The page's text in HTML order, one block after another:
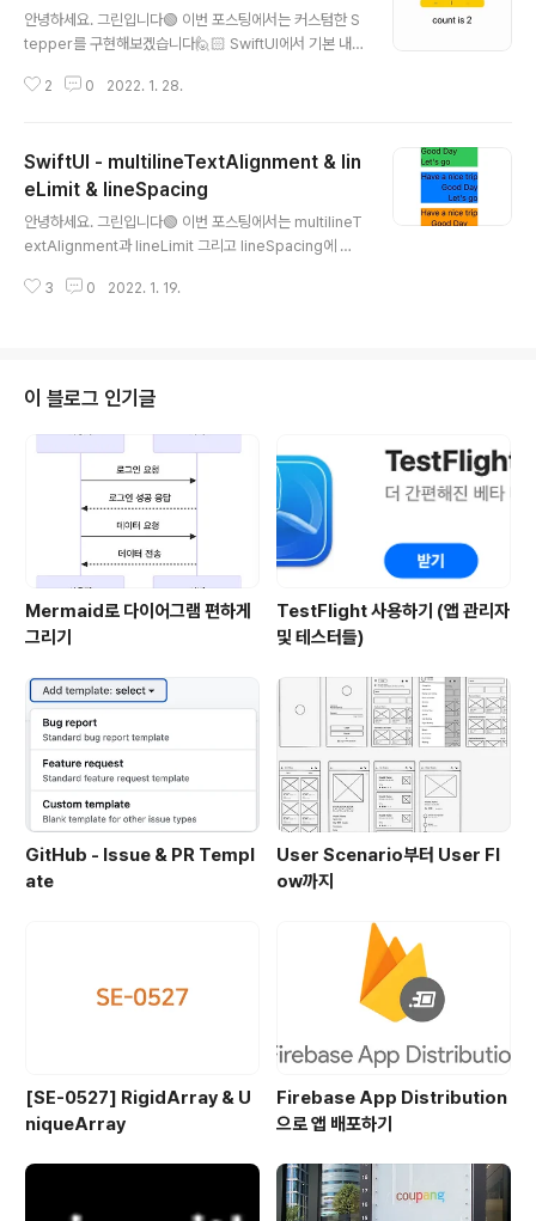
안녕하세요. 그린입니다🟢 이번 포스팅에서는 커스텀한 S
tepper를 구현해보겠습니다🙋🏻 SwiftUI에서 기본 내
Link를 통해 들어간 뷰에서는 왜인지 Stepper의 동작이
카운팅이 안올라가는ㅠㅠ 관련 간증들을 찾아보니 SwiftU
I에서 NavigationLink의 파생된 버그 같더라구요.. 네비
게이션 관련해서 아직까지 여러 버그가 있는데 그중 하나
인것 같습니다🤬 그래서..! 직접 Stepper를 동일하게 구
현해봤습니다. Stepper 구현하기 import SwiftUI stru
ct ContentView: View { @St..
2 0 2022. 1. 28.
SwiftUI - multilineTextAlignment & lin
eLimit & lineSpacing
안녕하세요. 그린입니다🟢 이번 포스팅에서는 multilineT
extAlignment과 lineLimit 그리고 lineSpacing에 대
ftUI로 뷰를 구성하며 텍스트를 넣어주는 뷰 구성이 아주
아.. 좋아ㅠ) multilineTextAlignment(_:) 우선 어떤건지
공식문서를 통해 정의부터 봐볼께요! 그전에 딱 직역해도
느낌이 오시죠? "여러라인의 텍스트 정렬" 네.. 아주 쉽고
아주 간단한 포스팅이 될것 같네요🙃 "Sets the alignm
3 0 2022. 1. 19.
이 블로그 인기글
Mermaid로 다이어그램 편하게
그리기
TestFlight 사용하기 (앱 관리자
및 테스터들)
GitHub - Issue & PR Templ
ate
User Scenario부터 User Fl
ow까지
[SE-0527] RigidArray & U
niqueArray
Firebase App Distribution
으로 앱 배포하기